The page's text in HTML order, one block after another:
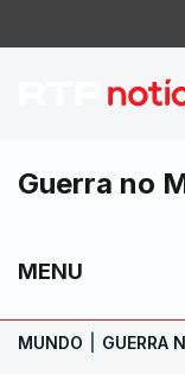
Israel
Guerra no
MENU
MUNDO GUERRA